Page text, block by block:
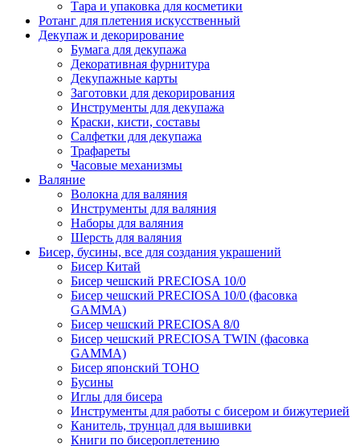
Тара и упаковка для косметики
Ротанг для плетения искусственный
Декупаж и декорирование
Бумага для декупажа
Декоративная фурнитура
Декупажные карты
Заготовки для декорирования
Инструменты для декупажа
Краски, кисти, составы
Салфетки для декупажа
Трафареты
Часовые механизмы
Валяние
Волокна для валяния
Инструменты для валяния
Наборы для валяния
Шерсть для валяния
Бисер, бусины, все для создания украшений
Бисер Китай
Бисер чешский PRECIOSA 10/0
Бисер чешский PRECIOSA 10/0 (фасовка
GAMMA)
Бисер чешский PRECIOSA 8/0
Бисер чешский PRECIOSA TWIN (фасовка
GAMMA)
Бисер японский TOHO
Бусины
Иглы для бисера
Инструменты для работы с бисером и бижутерией
Канитель, трунцал для вышивки
Книги по бисероплетению